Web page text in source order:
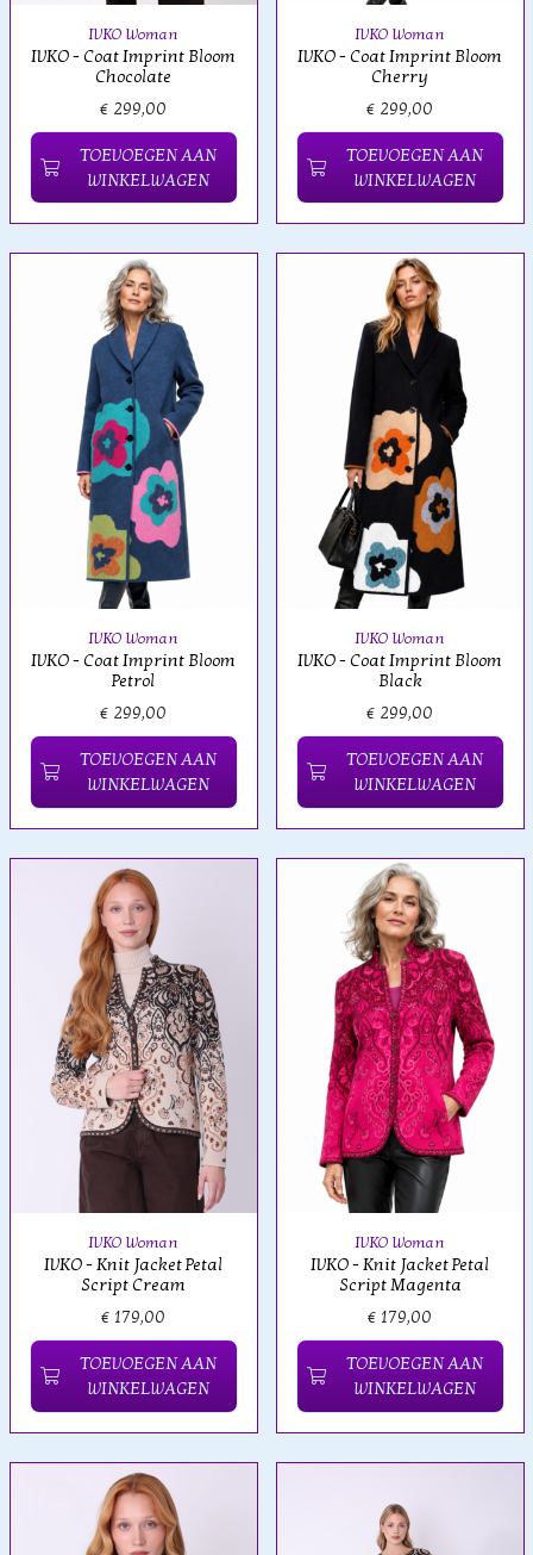
IVKO Woman
IVKO - Coat Imprint Bloom
Chocolate
€ 299,00
TOEVOEGEN AAN
WINKELWAGEN
IVKO Woman
IVKO - Coat Imprint Bloom
Cherry
€ 299,00
TOEVOEGEN AAN
WINKELWAGEN
IVKO Woman
IVKO - Coat Imprint Bloom
Petrol
€ 299,00
TOEVOEGEN AAN
WINKELWAGEN
IVKO Woman
IVKO - Coat Imprint Bloom
Black
€ 299,00
TOEVOEGEN AAN
WINKELWAGEN
IVKO Woman
IVKO - Knit Jacket Petal
Script Cream
€ 179,00
TOEVOEGEN AAN
WINKELWAGEN
IVKO Woman
IVKO - Knit Jacket Petal
Script Magenta
€ 179,00
TOEVOEGEN AAN
WINKELWAGEN